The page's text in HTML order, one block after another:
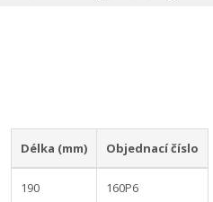
Délka (mm) Objednací číslo
190 160P6